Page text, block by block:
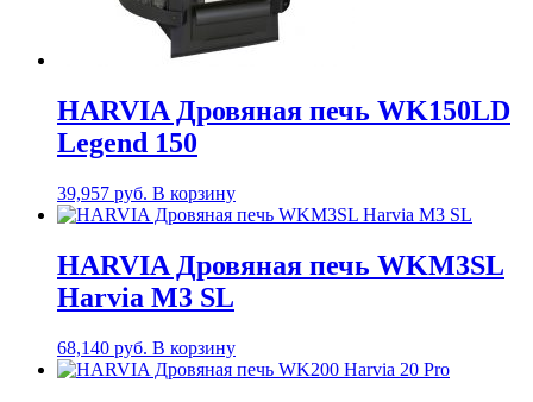
HARVIA Дровяная печь WK150LD
Legend 150
39,957 руб. В корзину
HARVIA Дровяная печь WKM3SL
Harvia M3 SL
68,140 руб. В корзину